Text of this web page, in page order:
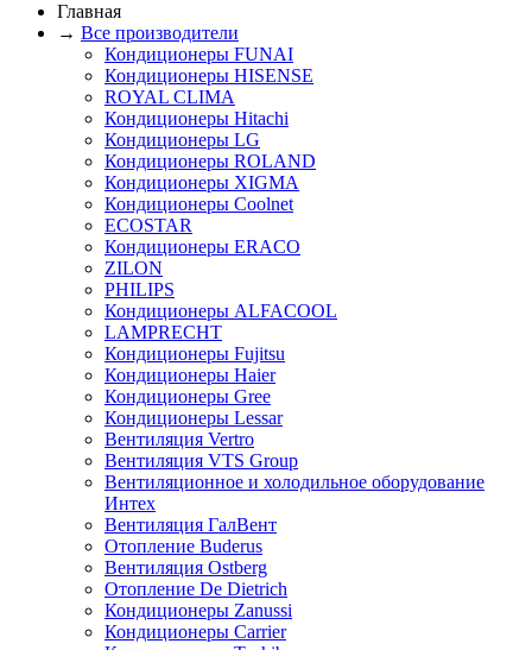
Главная
→ Все производители
Кондиционеры FUNAI
Кондиционеры HISENSE
ROYAL CLIMA
Кондиционеры Hitachi
Кондиционеры LG
Кондиционеры ROLAND
Кондиционеры XIGMA
Кондиционеры Coolnet
ECOSTAR
Кондиционеры ERACO
ZILON
PHILIPS
Кондиционеры ALFACOOL
LAMPRECHT
Кондиционеры Fujitsu
Кондиционеры Haier
Кондиционеры Gree
Кондиционеры Lessar
Вентиляция Vertro
Вентиляция VTS Group
Вентиляционное и холодильное оборудование
Интех
Вентиляция ГалВент
Отопление Buderus
Вентиляция Ostberg
Отопление De Dietrich
Кондиционеры Zanussi
Кондиционеры Carrier